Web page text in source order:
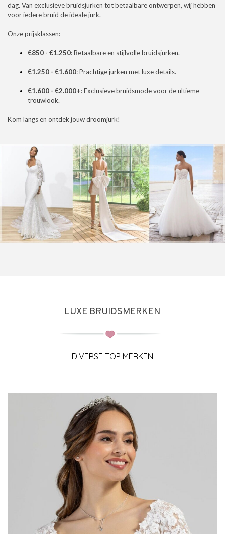
dag. Van exclusieve bruidsjurken tot betaalbare ontwerpen, wij hebben
voor iedere bruid de ideale jurk.
Onze prijsklassen:
€850 - €1.250: Betaalbare en stijlvolle bruidsjurken.
€1.250 - €1.600: Prachtige jurken met luxe details.
€1.600 - €2.000+: Exclusieve bruidsmode voor de ultieme
trouwlook.
Kom langs en ontdek jouw droomjurk!
LUXE BRUIDSMERKEN
DIVERSE TOP MERKEN